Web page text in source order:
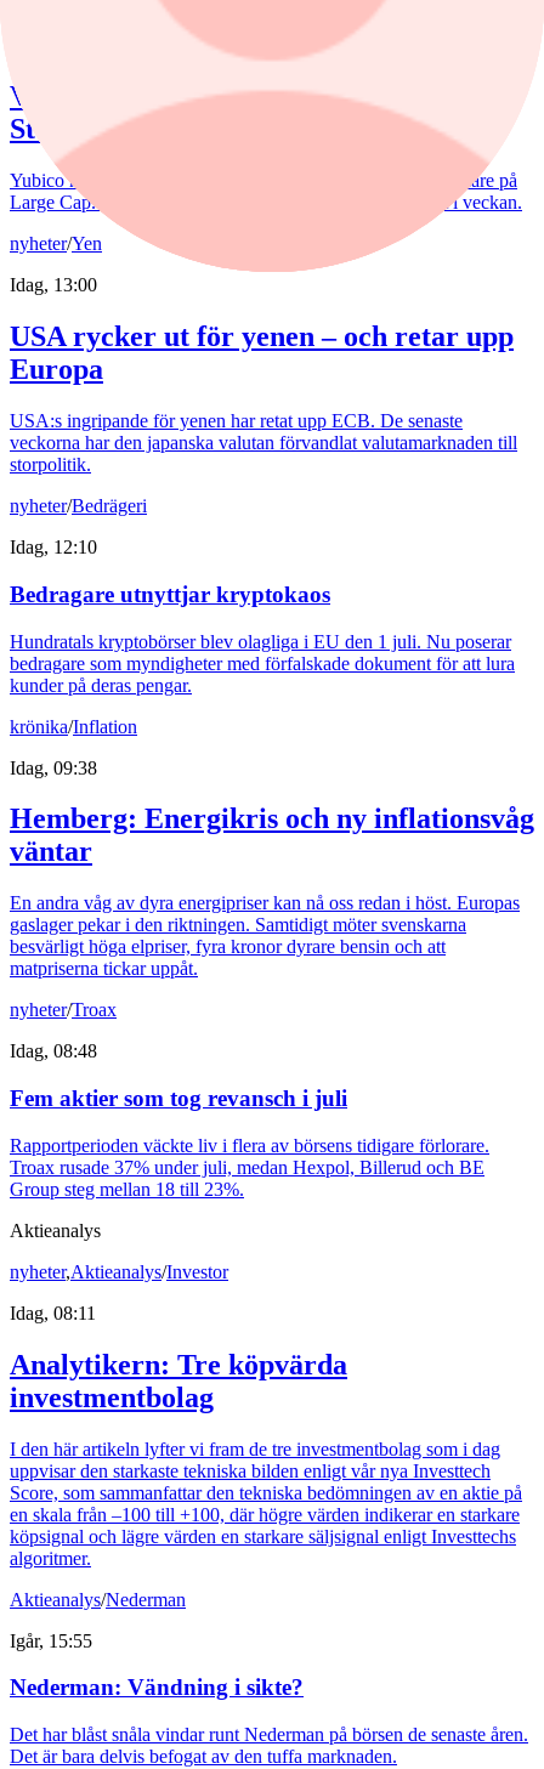
Veckans vinnare och förlorare på
Stockholmsbörsen
Yubico har rusat över 45% och tar platsen som veckans vinnare på
Large Cap. Placera listar aktierna som gått bäst och sämst i veckan.
nyheter/Yen
Idag, 13:00
USA rycker ut för yenen – och retar upp
Europa
USA:s ingripande för yenen har retat upp ECB. De senaste
veckorna har den japanska valutan förvandlat valutamarknaden till
storpolitik.
nyheter/Bedrägeri
Idag, 12:10
Bedragare utnyttjar kryptokaos
Hundratals kryptobörser blev olagliga i EU den 1 juli. Nu poserar
bedragare som myndigheter med förfalskade dokument för att lura
kunder på deras pengar.
krönika/Inflation
Idag, 09:38
Hemberg: Energikris och ny inflationsvåg
väntar
En andra våg av dyra energipriser kan nå oss redan i höst. Europas
gaslager pekar i den riktningen. Samtidigt möter svenskarna
besvärligt höga elpriser, fyra kronor dyrare bensin och att
matpriserna tickar uppåt.
nyheter/Troax
Idag, 08:48
Fem aktier som tog revansch i juli
Rapportperioden väckte liv i flera av börsens tidigare förlorare.
Troax rusade 37% under juli, medan Hexpol, Billerud och BE
Group steg mellan 18 till 23%.
Aktieanalys
nyheter,Aktieanalys/Investor
Idag, 08:11
Analytikern: Tre köpvärda
investmentbolag
I den här artikeln lyfter vi fram de tre investmentbolag som i dag
uppvisar den starkaste tekniska bilden enligt vår nya Investtech
Score, som sammanfattar den tekniska bedömningen av en aktie på
en skala från –100 till +100, där högre värden indikerar en starkare
köpsignal och lägre värden en starkare säljsignal enligt Investtechs
algoritmer.
Aktieanalys/Nederman
Igår, 15:55
Nederman: Vändning i sikte?
Det har blåst snåla vindar runt Nederman på börsen de senaste åren.
Det är bara delvis befogat av den tuffa marknaden.